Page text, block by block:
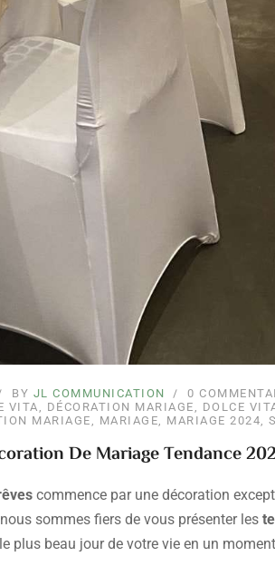
BY JL COMMUNICATION
0
VITA
DÉCORATION MARIAGE DOLCE
MARIAGE
MARIAGE MARIAGE 2024 ,
De Mariage Tendance
commence par une décoration
sommes fiers de vous présenter les
plus beau jour de votre vie en un